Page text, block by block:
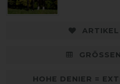
HOHE DENIER =